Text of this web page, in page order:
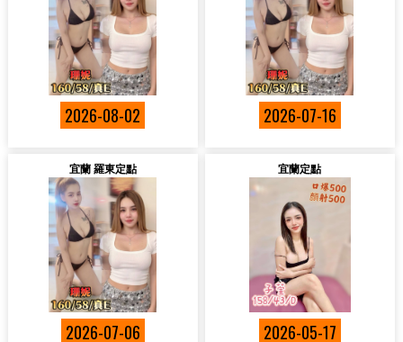
2026-08-02 2026-07-16
宜蘭 羅東定點
2026-07-06
宜蘭定點
2026-05-17